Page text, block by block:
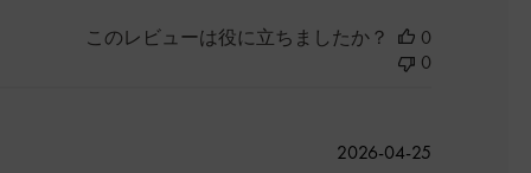
このレビューは役に立ちましたか？
0
0
公
2026-04-25